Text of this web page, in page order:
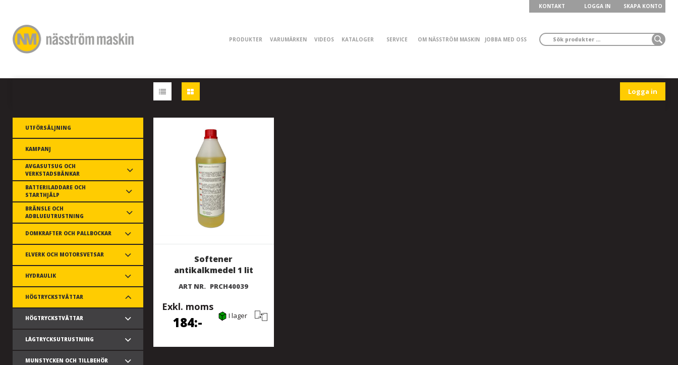
KONTAKT LOGGA IN SKAPA KONTO
PRODUKTER VARUMÄRKEN VIDEOS KATALOGER SERVICE OM NÄSSTRÖM MASKIN JOBBA MED OSS
Logga in
UTFÖRSÄLJNING
KAMPANJ
AVGASUTSUG OCH
VERKSTADSBÄNKAR
BATTERILADDARE OCH
STARTHJÄLP
BRÄNSLE OCH
ADBLUEUTRUSTNING
DOMKRAFTER OCH PALLBOCKAR
ELVERK OCH MOTORSVETSAR
HYDRAULIK
HÖGTRYCKSTVÄTTAR
HÖGTRYCKSTVÄTTAR
LÅGTRYCKSUTRUSTNING
MUNSTYCKEN OCH TILLBEHÖR
Softener
antikalkmedel 1 lit
ART NR. PRCH40039
Exkl. moms
184 I lager